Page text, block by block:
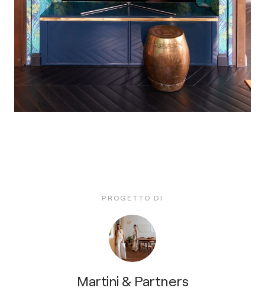
PROGETTO DI
Martini & Partners